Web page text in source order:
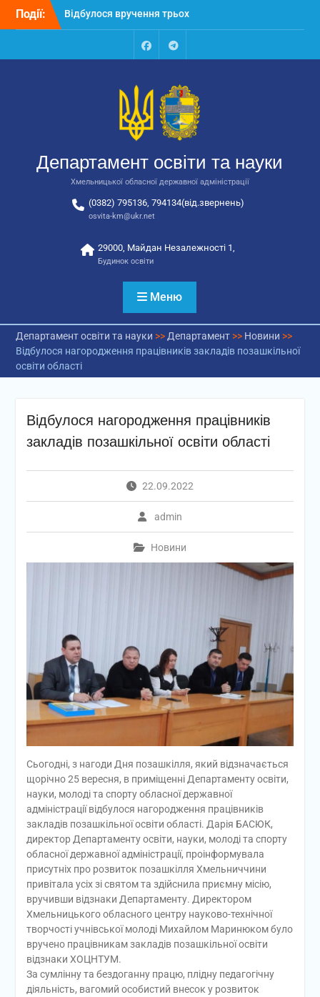
Перейти
Події:
Відбулося засідання
колегії Департаменту
освіти та науки обласної
державної адміністрації
відповідальних за
національно-патріотичне
автобусів для потреб
закладів освіти
FacebookTalegram
Департамент освіти та науки
Хмельницької обласної державної адміністрації
(0382) 795136, 794134(від.звернень)
osvita-km@ukr.net
29000, Майдан Незалежності 1,
Будинок освіти
Меню
Департамент освіти та науки >> Департамент>> Новини >>
Відбулося нагородження працівників закладів позашкільної
освіти області
Відбулося нагородження працівників
закладів позашкільної освіти області
22.09.2022
admin
Новини
Сьогодні, з нагоди Дня позашкілля, який відзначається
щорічно 25 вересня, в приміщенні Департаменту освіти,
науки, молоді та спорту обласної державної
адміністрації відбулося нагородження працівників
закладів позашкільної освіти області. Дарія БАСЮК,
директор Департаменту освіти, науки, молоді та спорту
обласної державної адміністрації, проінформувала
присутніх про розвиток позашкілля Хмельниччини
привітала усіх зі святом та здійснила приємну місію,
вручивши відзнаки Департаменту. Директором
Хмельницького обласного центру науково-технічної
творчості учнівської молоді Михайлом Маринюком було
вручено працівникам закладів позашкільної освіти
відзнаки ХОЦНТУМ.
За сумлінну та бездоганну працю, плідну педагогічну
діяльність, вагомий особистий внесок у розвиток